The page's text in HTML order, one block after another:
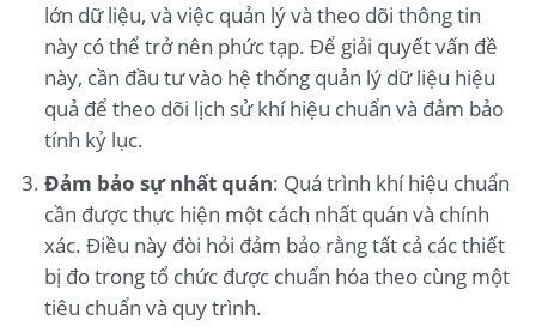
lớn dữ liệu, và việc quản lý và theo dõi thông tin
này có thể trở nên phức tạp. Để giải quyết vấn đề
này, cần đầu tư vào hệ thống quản lý dữ liệu hiệu
quả để theo dõi lịch sử khí hiệu chuẩn và đảm bảo
tính kỷ lục.
Đảm bảo sự nhất quán: Quá trình khí hiệu chuẩn
cần được thực hiện một cách nhất quán và chính
xác. Điều này đòi hỏi đảm bảo rằng tất cả các thiết
bị đo trong tổ chức được chuẩn hóa theo cùng một
tiêu chuẩn và quy trình.